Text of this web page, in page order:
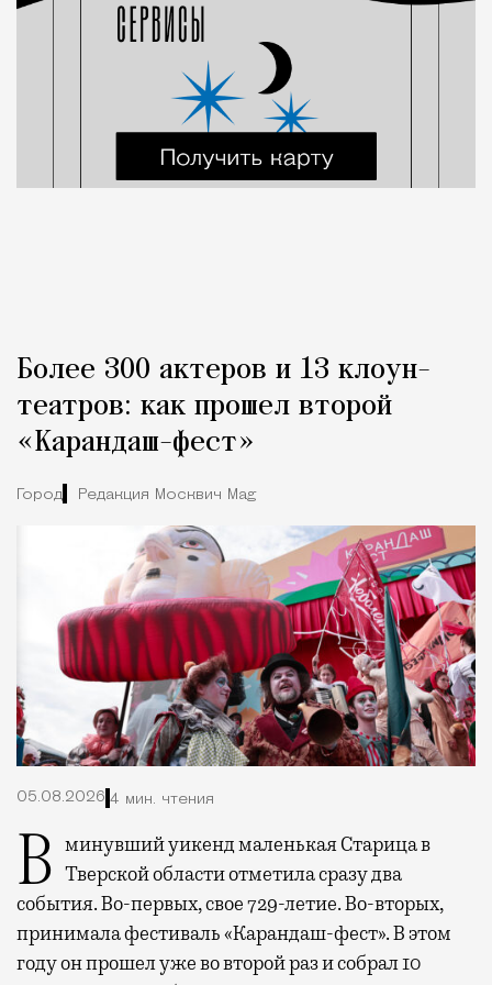
Более 300 актеров и 13 клоун-
театров: как прошел второй
«Карандаш-фест»
Город Редакция Москвич Mag
05.08.2026 4 мин. чтения
В минувший уикенд маленькая Старица в Тверской области отметила сразу два
события. Во-первых, свое 729-летие. Во-вторых,
принимала фестиваль «Карандаш-фест». В этом
году он прошел уже во второй раз и собрал 10